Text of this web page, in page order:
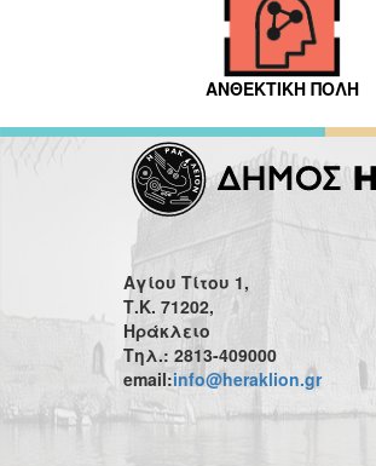
ΑΝΘΕΚΤΙΚΗ ΠΟΛΗ
Αγίου Τίτου 1,
Τ.Κ. 71202,
Ηράκλειο
Τηλ.: 2813-409000
email:info@heraklion.gr